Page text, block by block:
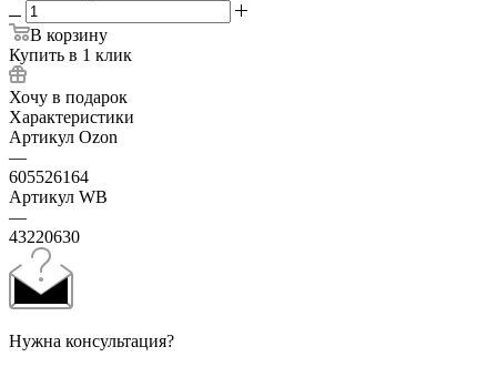
В корзину
Купить в 1 клик
Хочу в подарок
Характеристики
Артикул Ozon
—
605526164
Артикул WB
—
43220630
Нужна консультация?